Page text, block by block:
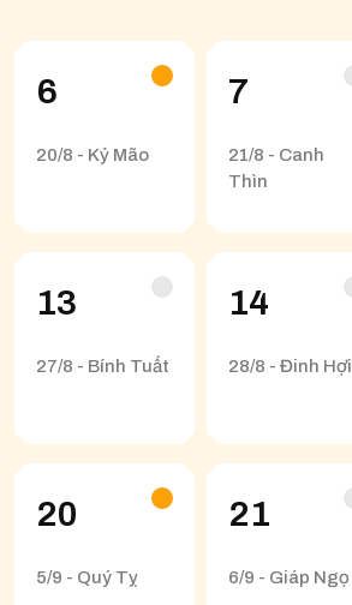
6
20/8 - Kỷ Mão
7
21/8 - Canh
Thìn
13
27/8 - Bính Tuất
14
28/8 - Đinh Hợi
20
5/9 - Quý Tỵ
21
6/9 - Giáp Ngọ